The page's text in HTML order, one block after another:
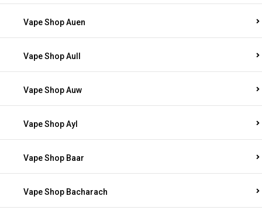
Vape Shop Auen
Vape Shop Aull
Vape Shop Auw
Vape Shop Ayl
Vape Shop Baar
Vape Shop Bacharach